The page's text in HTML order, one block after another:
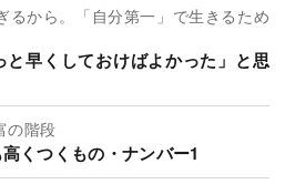
るから。「自分第一」で生きるため
早くしておけばよかった」と思
の階段
くつくもの・ナンバー1